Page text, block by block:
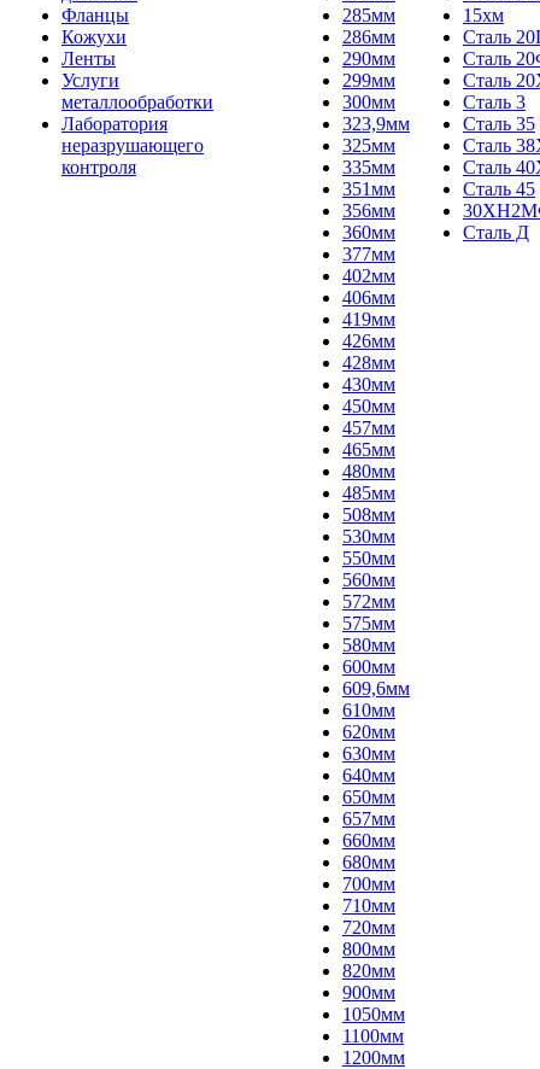
Фланцы
Кожухи
Ленты
Услуги
металлообработки
Лаборатория
неразрушающего
контроля
285мм
286мм
290мм
299мм
300мм
323,9мм
325мм
335мм
351мм
356мм
360мм
377мм
402мм
406мм
419мм
426мм
428мм
430мм
450мм
457мм
465мм
480мм
485мм
508мм
530мм
550мм
560мм
572мм
575мм
580мм
600мм
609,6мм
610мм
620мм
630мм
640мм
650мм
657мм
660мм
680мм
700мм
710мм
720мм
800мм
820мм
900мм
1050мм
1100мм
1200мм
15хм
Сталь
Сталь
Сталь
Сталь 3
Сталь 35
Сталь
Сталь
Сталь 45
Сталь Д